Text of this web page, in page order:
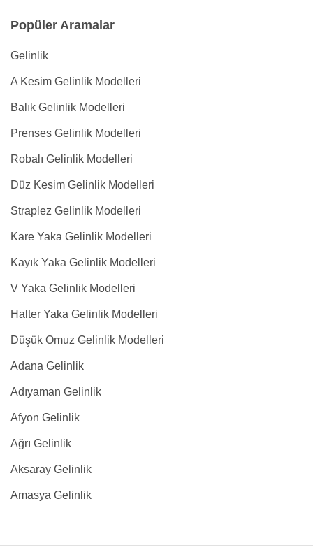
Popüler Aramalar
Gelinlik
A Kesim Gelinlik Modelleri
Balık Gelinlik Modelleri
Prenses Gelinlik Modelleri
Robalı Gelinlik Modelleri
Düz Kesim Gelinlik Modelleri
Straplez Gelinlik Modelleri
Kare Yaka Gelinlik Modelleri
Kayık Yaka Gelinlik Modelleri
V Yaka Gelinlik Modelleri
Halter Yaka Gelinlik Modelleri
Düşük Omuz Gelinlik Modelleri
Adana Gelinlik
Adıyaman Gelinlik
Afyon Gelinlik
Ağrı Gelinlik
Aksaray Gelinlik
Amasya Gelinlik